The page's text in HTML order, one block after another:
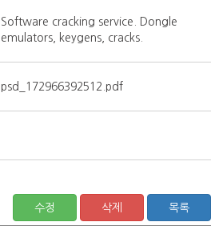
Software cracking service. Dongle
emulators, keygens, cracks.
psd_172966392512.pdf
수정 삭제 목록